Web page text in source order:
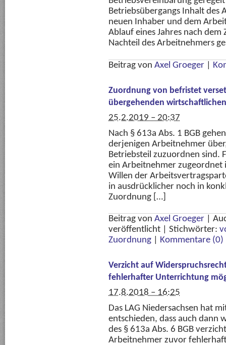
Betriebsübergangs Inhalt des
neuen Inhaber und dem
Ablauf eines Jahres nach
Nachteil des Arbeitnehmers
Beitrag von Axel Groeger
Zuordnung von befristet
übergehenden
25.2.2019 – 20:37
Nach § 613a Abs. 1 BGB
derjenigen Arbeitnehmer
Betriebsteil zuzuordnen sind.
ein Arbeitnehmer zugeordnet
Willen der
in ausdrücklicher noch in
Zuordnung […]
Beitrag von Axel Groeger
veröffentlicht
Stichwörter:
Zuordnung
Kommentare (0)
Verzicht auf
fehlerhafter Unterrichtung
17.8.2018 – 16:25
Das LAG Niedersachsen hat
entschieden, dass auch dann
des § 613a Abs. 6 BGB
Arbeitnehmer zuvor